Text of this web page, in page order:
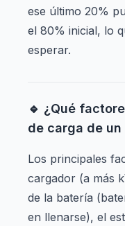
ese último 20%
el 80% inicial, lo
esperar.
🔹 ¿Qué
de carga de
Los principales
cargador (a más
de la batería
en llenarse), el